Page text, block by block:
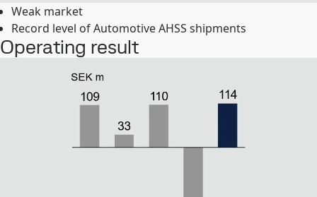
Weak market
Record level of Automotive AHSS shipments
Operating result